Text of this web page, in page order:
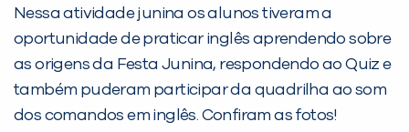
Nessa atividade junina os alunos tiveram a
oportunidade de praticar inglês aprendendo sobre
as origens da Festa Junina, respondendo ao Quiz e
também puderam participar da quadrilha ao som
dos comandos em inglês. Confiram as fotos!